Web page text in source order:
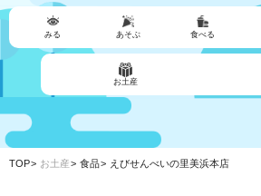
みる あそぶ 食べる
お土産
TOP お土産 食品 えびせんべいの里美浜本店